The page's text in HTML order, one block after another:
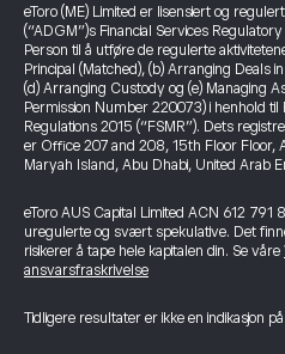
eToro (ME) Limited er lisensiert og
(“ADGM”)s Financial Services
Person til å utføre de regulerte
Principal (Matched), (b) Arranging Deals
(d) Arranging Custody og (e) Managing
Permission Number 220073) i henhold til
Regulations 2015 (“FSMR”). Dets
er Office 207 and 208, 15th Floor Floor,
Maryah Island, Abu Dhabi, United Arab
eToro AUS Capital Limited ACN 612
uregulerte og svært spekulative. Det
risikerer å tape hele kapitalen din. Se våre
ansvarsfraskrivelse
Tidligere resultater er ikke en indikasjon